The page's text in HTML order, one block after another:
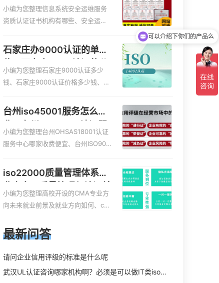
认证知识，详情可查看下方正文！
维服务资质二级
小编为您整理信息系统安全运维服务
资质认证证书机构有哪些、安全运维
服务资质哪家便宜、安全运维服务资
质认证哪家效率高、信息系统安全集
成服务资质认证的申请书相关iso体系
认证知识，详情可查看下方正文！
石家庄办9000认证的单
司
小编为您整理石家庄9000认证多少
钱、石家庄9000认证价格多少钱、石
00认证价格贵吗、石家庄9000认证费
用大概多钱相关iso体系认证知识，详
情可查看下方正文！
台州iso45001服务怎么收
务怎么收费
小编为您整理台州OHSAS18001认证
服务中心哪家收费便宜、台州ISO900
E认证,台州机械机电CE认证、CE认证
怎么收费、温州科普ISO45001职业健
康安全管理体系认证收费标准是什么
相关iso体系认证知识，详情可查看下
iso22000质量管理体系就
业方向
小编为您整理高校开设的CMA专业方
向未来就业前景及就业方向如何、cm
的就业方向、cpa和cma未来就业方
向、大学生考完cma，就哪些就业方
向相关iso体系认证知识，详情可查看
最新问答
请问企业信用评级的标准是什么呢
武汉UL认证咨询哪家机构啊？必须是可以做IT类iso三体系认证UL认证的机构？
可以介绍下你们的产品么